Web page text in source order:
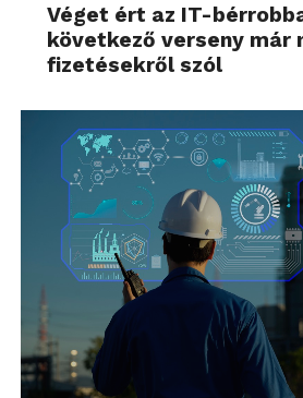
Véget ért az IT-
következő verseny már
fizetésekről szól